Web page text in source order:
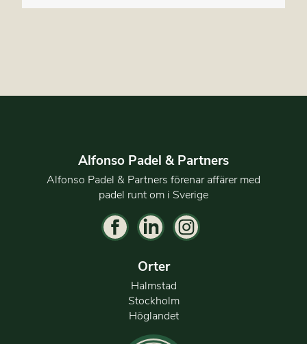
Alfonso Padel & Partners
Alfonso Padel & Partners förenar affärer med
padel runt om i Sverige
Orter
Halmstad
Stockholm
Höglandet